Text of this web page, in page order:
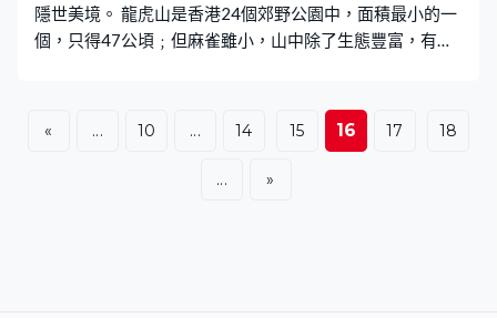
隱世美境。 龍虎山是香港24個郊野公園中，面積最小的一
個，只得47公頃﹔但麻雀雖小，山中除了生態豐富，有過
由1890年屹立至今。 除力推環境保護、永續生活，中心近
年希望通過森林浴，幫都市人與大自然「連結」，舒解抑
鬱、焦躁的心靈。這一切背後，初心是什麼？森林中，究
« ... 10 ... 14 15 16 17 18
... »